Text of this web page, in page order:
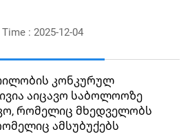
Time : 2025-12-04
კონკურულ
აიცავო საბოლოოზე
რომელიც მხედველობს
ამსუბუქებს